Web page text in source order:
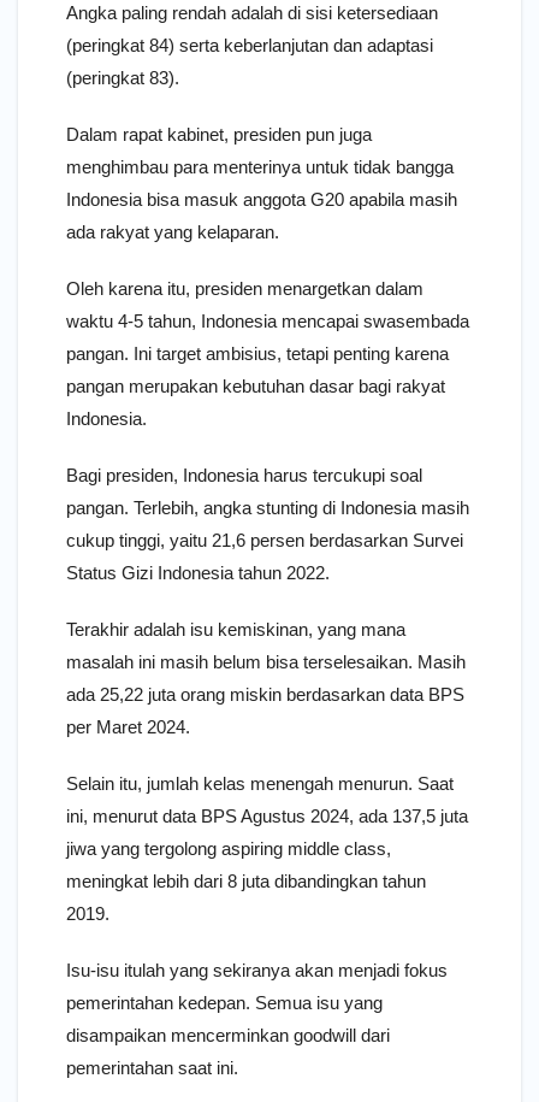
Angka paling rendah adalah di sisi ketersediaan
(peringkat 84) serta keberlanjutan dan adaptasi
(peringkat 83).
Dalam rapat kabinet, presiden pun juga
menghimbau para menterinya untuk tidak bangga
Indonesia bisa masuk anggota G20 apabila masih
ada rakyat yang kelaparan.
Oleh karena itu, presiden menargetkan dalam
waktu 4-5 tahun, Indonesia mencapai swasembada
pangan. Ini target ambisius, tetapi penting karena
pangan merupakan kebutuhan dasar bagi rakyat
Indonesia.
Bagi presiden, Indonesia harus tercukupi soal
pangan. Terlebih, angka stunting di Indonesia masih
cukup tinggi, yaitu 21,6 persen berdasarkan Survei
Status Gizi Indonesia tahun 2022.
Terakhir adalah isu kemiskinan, yang mana
masalah ini masih belum bisa terselesaikan. Masih
ada 25,22 juta orang miskin berdasarkan data BPS
per Maret 2024.
Selain itu, jumlah kelas menengah menurun. Saat
ini, menurut data BPS Agustus 2024, ada 137,5 juta
jiwa yang tergolong aspiring middle class,
meningkat lebih dari 8 juta dibandingkan tahun
2019.
Isu-isu itulah yang sekiranya akan menjadi fokus
pemerintahan kedepan. Semua isu yang
disampaikan mencerminkan goodwill dari
pemerintahan saat ini.